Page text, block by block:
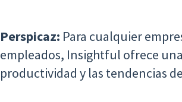
Perspicaz: Para cualquier
empleados, Insightful ofrece
productividad y las tendencias